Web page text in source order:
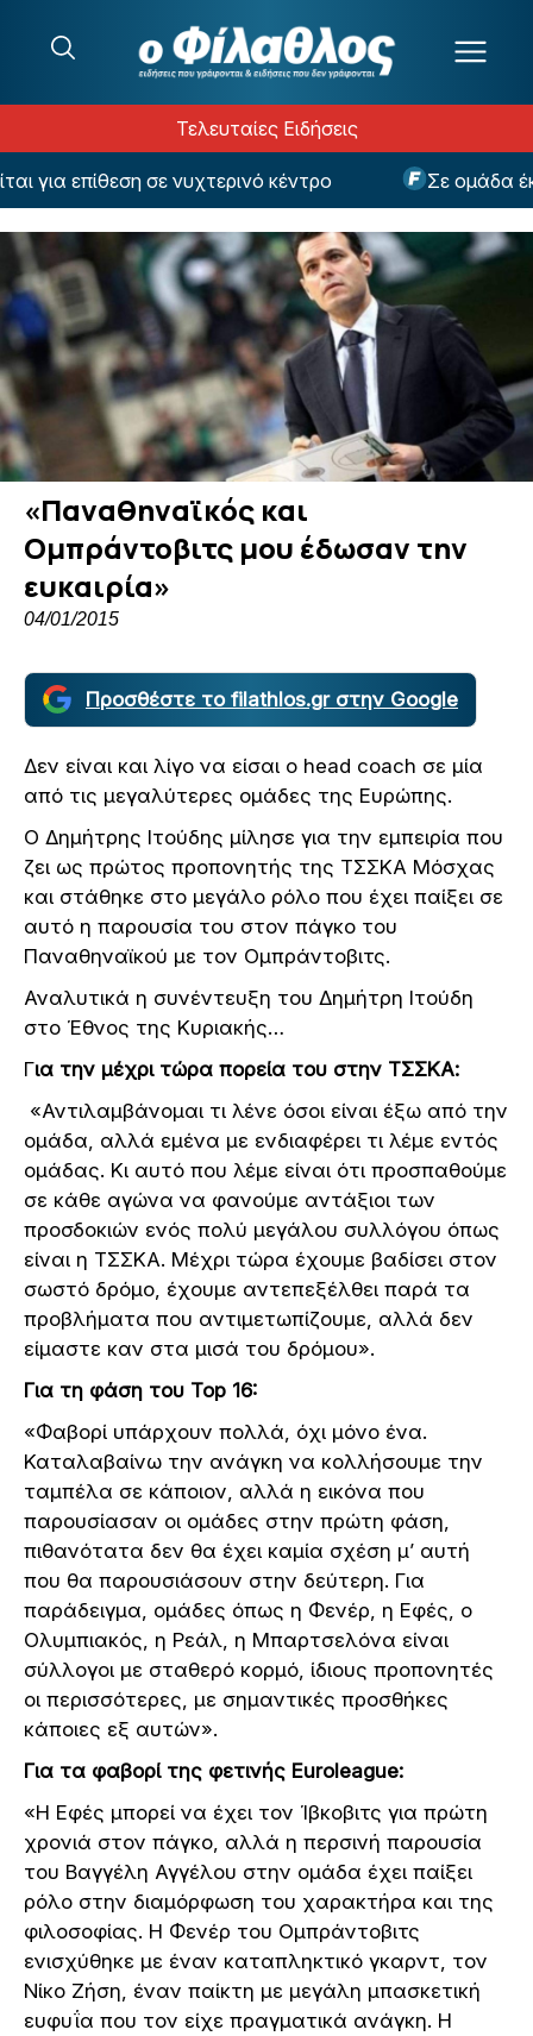
Τελευταίες Ειδήσεις
επίθεση σε νυχτερινό κέντρο Σε ομάδα
«Παναθηναϊκός και
Ομπράντοβιτς μου έδωσαν την
ευκαιρία»
04/01/2015
Προσθέστε το filathlos.gr στην Google
Δεν είναι και λίγο να είσαι ο head coach σε μία
από τις μεγαλύτερες ομάδες της Ευρώπης.
Ο Δημήτρης Ιτούδης μίλησε για την εμπειρία που
ζει ως πρώτος προπονητής της ΤΣΣΚΑ Μόσχας
και στάθηκε στο μεγάλο ρόλο που έχει παίξει σε
αυτό η παρουσία του στον πάγκο του
Παναθηναϊκού με τον Ομπράντοβιτς.
Αναλυτικά η συνέντευξη του Δημήτρη Ιτούδη
στο Έθνος της Κυριακής…
Για την μέχρι τώρα πορεία του στην ΤΣΣΚΑ:
«Αντιλαμβάνομαι τι λένε όσοι είναι έξω από την
ομάδα, αλλά εμένα με ενδιαφέρει τι λέμε εντός
ομάδας. Κι αυτό που λέμε είναι ότι προσπαθούμε
σε κάθε αγώνα να φανούμε αντάξιοι των
προσδοκιών ενός πολύ μεγάλου συλλόγου όπως
είναι η ΤΣΣΚΑ. Μέχρι τώρα έχουμε βαδίσει στον
σωστό δρόμο, έχουμε αντεπεξέλθει παρά τα
προβλήματα που αντιμετωπίζουμε, αλλά δεν
είμαστε καν στα μισά του δρόμου».
Για τη φάση του Top 16:
«Φαβορί υπάρχουν πολλά, όχι μόνο ένα.
Καταλαβαίνω την ανάγκη να κολλήσουμε την
ταμπέλα σε κάποιον, αλλά η εικόνα που
παρουσίασαν οι ομάδες στην πρώτη φάση,
πιθανότατα δεν θα έχει καμία σχέση μ’ αυτή
που θα παρουσιάσουν στην δεύτερη. Για
παράδειγμα, ομάδες όπως η Φενέρ, η Εφές, ο
Ολυμπιακός, η Ρεάλ, η Μπαρτσελόνα είναι
σύλλογοι με σταθερό κορμό, ίδιους προπονητές
οι περισσότερες, με σημαντικές προσθήκες
κάποιες εξ αυτών».
Για τα φαβορί της φετινής Euroleague:
«Η Εφές μπορεί να έχει τον Ίβκοβιτς για πρώτη
χρονιά στον πάγκο, αλλά η περσινή παρουσία
του Βαγγέλη Αγγέλου στην ομάδα έχει παίξει
ρόλο στην διαμόρφωση του χαρακτήρα και της
φιλοσοφίας. Η Φενέρ του Ομπράντοβιτς
ενισχύθηκε με έναν καταπληκτικό γκαρντ, τον
Νίκο Ζήση, έναν παίκτη με μεγάλη μπασκετική
ευφυΐα που τον είχε πραγματικά ανάγκη. Η